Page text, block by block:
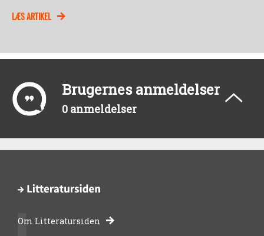
LÆS ARTIKEL
Brugernes anmeldelser
0 anmeldelser
Om Litteratursiden